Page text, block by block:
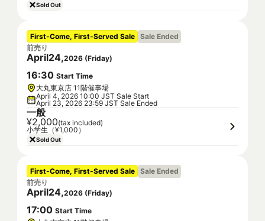
Sold Out
First-Come, First-Served Sale Sale Ended
前売り
April24,2026 (Friday)
16:30 Start Time
大丸東京店 11階催事場
April 4, 2026 10:00 JST Sale Start
April 23, 2026 23:59 JST Sale Ended
一般
¥2,000(tax included)
小学生（¥1,000）
Sold Out
First-Come, First-Served Sale Sale Ended
前売り
April24,2026 (Friday)
17:00 Start Time